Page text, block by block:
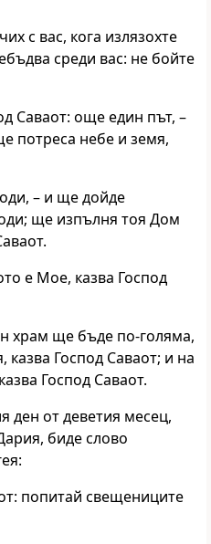
с вас, кога излязохте
среди вас: не бойте
Саваот: още един път, –
потреса небе и земя,
– и ще дойде
ще изпълня тоя Дом
е Мое, казва Господ
храм ще бъде по-голяма,
Господ Саваот; и на
Господ Саваот.
ден от деветия месец,
биде слово
попитай свещениците